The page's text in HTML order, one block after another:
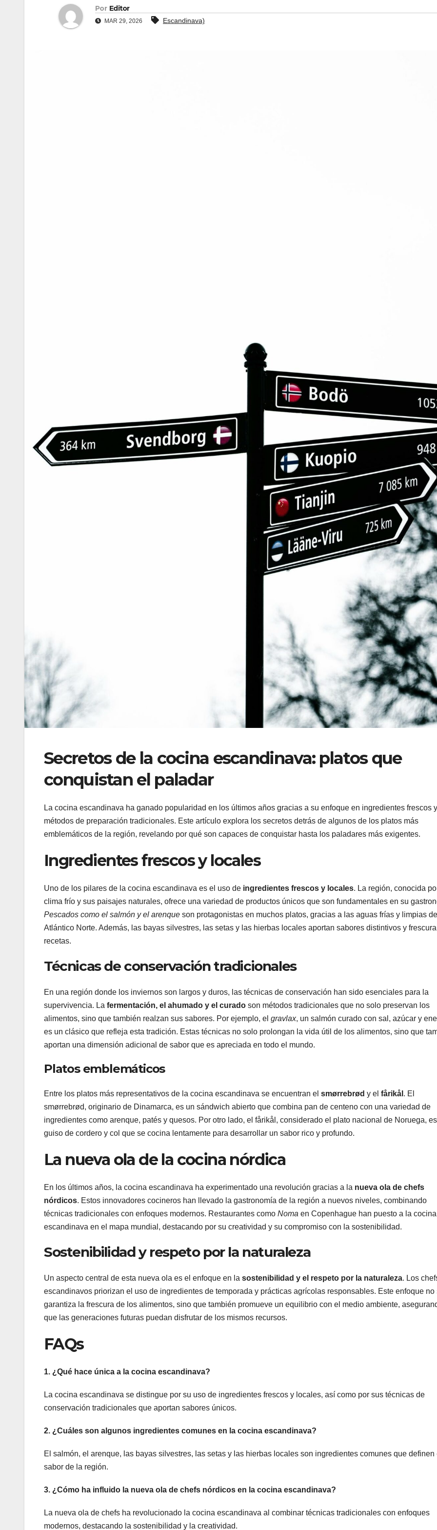
Por Editor
MAR 29, 2026 Escandinava)
Secretos de la cocina escandinava: platos que
conquistan el paladar
La cocina escandinava ha ganado popularidad en los últimos años gracias a su enfoque en ingredientes frescos y
métodos de preparación tradicionales. Este artículo explora los secretos detrás de algunos de los platos más
emblemáticos de la región, revelando por qué son capaces de conquistar hasta los paladares más exigentes.
Ingredientes frescos y locales
Uno de los pilares de la cocina escandinava es el uso de ingredientes frescos y locales. La región, conocida
clima frío y sus paisajes naturales, ofrece una variedad de productos únicos que son fundamentales en su
Pescados como el salmón y el arenque son protagonistas en muchos platos, gracias a las aguas frías y limpias
Atlántico Norte. Además, las bayas silvestres, las setas y las hierbas locales aportan sabores distintivos y
recetas.
Técnicas de conservación tradicionales
En una región donde los inviernos son largos y duros, las técnicas de conservación han sido esenciales para la
supervivencia. La fermentación, el ahumado y el curado son métodos tradicionales que no solo preservan los
alimentos, sino que también realzan sus sabores. Por ejemplo, el gravlax, un salmón curado con sal, azúcar y
es un clásico que refleja esta tradición. Estas técnicas no solo prolongan la vida útil de los alimentos, sino que
aportan una dimensión adicional de sabor que es apreciada en todo el mundo.
Platos emblemáticos
Entre los platos más representativos de la cocina escandinava se encuentran el smørrebrød y el fårikål . El
smørrebrød, originario de Dinamarca, es un sándwich abierto que combina pan de centeno con una variedad de
ingredientes como arenque, patés y quesos. Por otro lado, el fårikål, considerado el plato nacional de Noruega,
guiso de cordero y col que se cocina lentamente para desarrollar un sabor rico y profundo.
La nueva ola de la cocina nórdica
En los últimos años, la cocina escandinava ha experimentado una revolución gracias a la nueva ola de chefs
nórdicos. Estos innovadores cocineros han llevado la gastronomía de la región a nuevos niveles, combinando
técnicas tradicionales con enfoques modernos. Restaurantes como Noma en Copenhague han puesto a la cocina
escandinava en el mapa mundial, destacando por su creatividad y su compromiso con la sostenibilidad.
Sostenibilidad y respeto por la naturaleza
Un aspecto central de esta nueva ola es el enfoque en la sostenibilidad y el respeto por la naturaleza. Los
escandinavos priorizan el uso de ingredientes de temporada y prácticas agrícolas responsables. Este enfoque no
garantiza la frescura de los alimentos, sino que también promueve un equilibrio con el medio ambiente,
que las generaciones futuras puedan disfrutar de los mismos recursos.
FAQs
1. ¿Qué hace única a la cocina escandinava?
La cocina escandinava se distingue por su uso de ingredientes frescos y locales, así como por sus técnicas de
conservación tradicionales que aportan sabores únicos.
2. ¿Cuáles son algunos ingredientes comunes en la cocina escandinava?
El salmón, el arenque, las bayas silvestres, las setas y las hierbas locales son ingredientes comunes que definen
sabor de la región.
3. ¿Cómo ha influido la nueva ola de chefs nórdicos en la cocina escandinava?
La nueva ola de chefs ha revolucionado la cocina escandinava al combinar técnicas tradicionales con enfoques
modernos, destacando la sostenibilidad y la creatividad.